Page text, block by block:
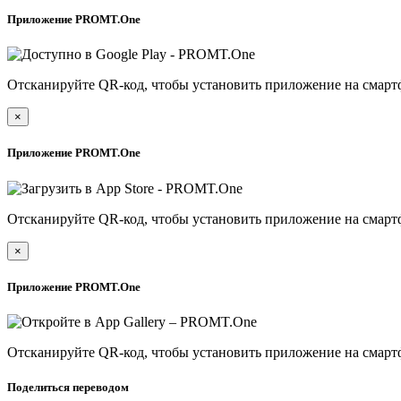
Приложение PROMT.One
Отсканируйте QR-код, чтобы установить приложение на
×
Приложение PROMT.One
Отсканируйте QR-код, чтобы установить приложение на
×
Приложение PROMT.One
Отсканируйте QR-код, чтобы установить приложение на
Поделиться переводом